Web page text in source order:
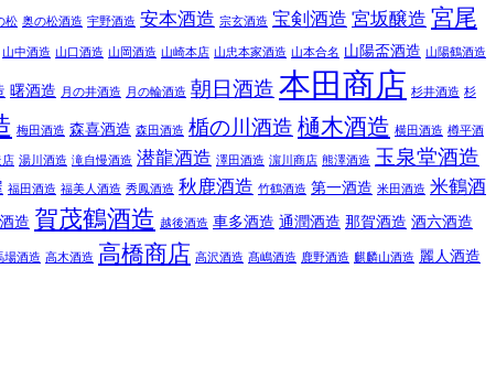
松 奥の松酒造 宇野酒造 安本酒造 宗玄酒造 宝剣酒造 宮坂醸造 宮尾
山中酒造 山口酒造 山岡酒造 山崎本店 山忠本家酒造 山本合名 山陽盃酒造 山陽鶴酒造
曙酒造 月の井酒造 月の輪酒造 朝日酒造 本田商店 杉井酒造 杉
梅田酒造 森喜酒造 森田酒造 楯の川酒造 樋木酒造 横田酒造 樽平酒
店 湯川酒造 滝自慢酒造 潜龍酒造 澤田酒造 濵川商店 熊澤酒造 玉泉堂酒造
福田酒造 福美人酒造 秀鳳酒造 秋鹿酒造 竹鶴酒造 第一酒造 米田酒造 米鶴酒
造 賀茂鶴酒造 越後酒造 車多酒造 通潤酒造 那賀酒造 酒六酒造
場酒造 高木酒造 高橋商店 高沢酒造 髙嶋酒造 鹿野酒造 麒麟山酒造 麗人酒造